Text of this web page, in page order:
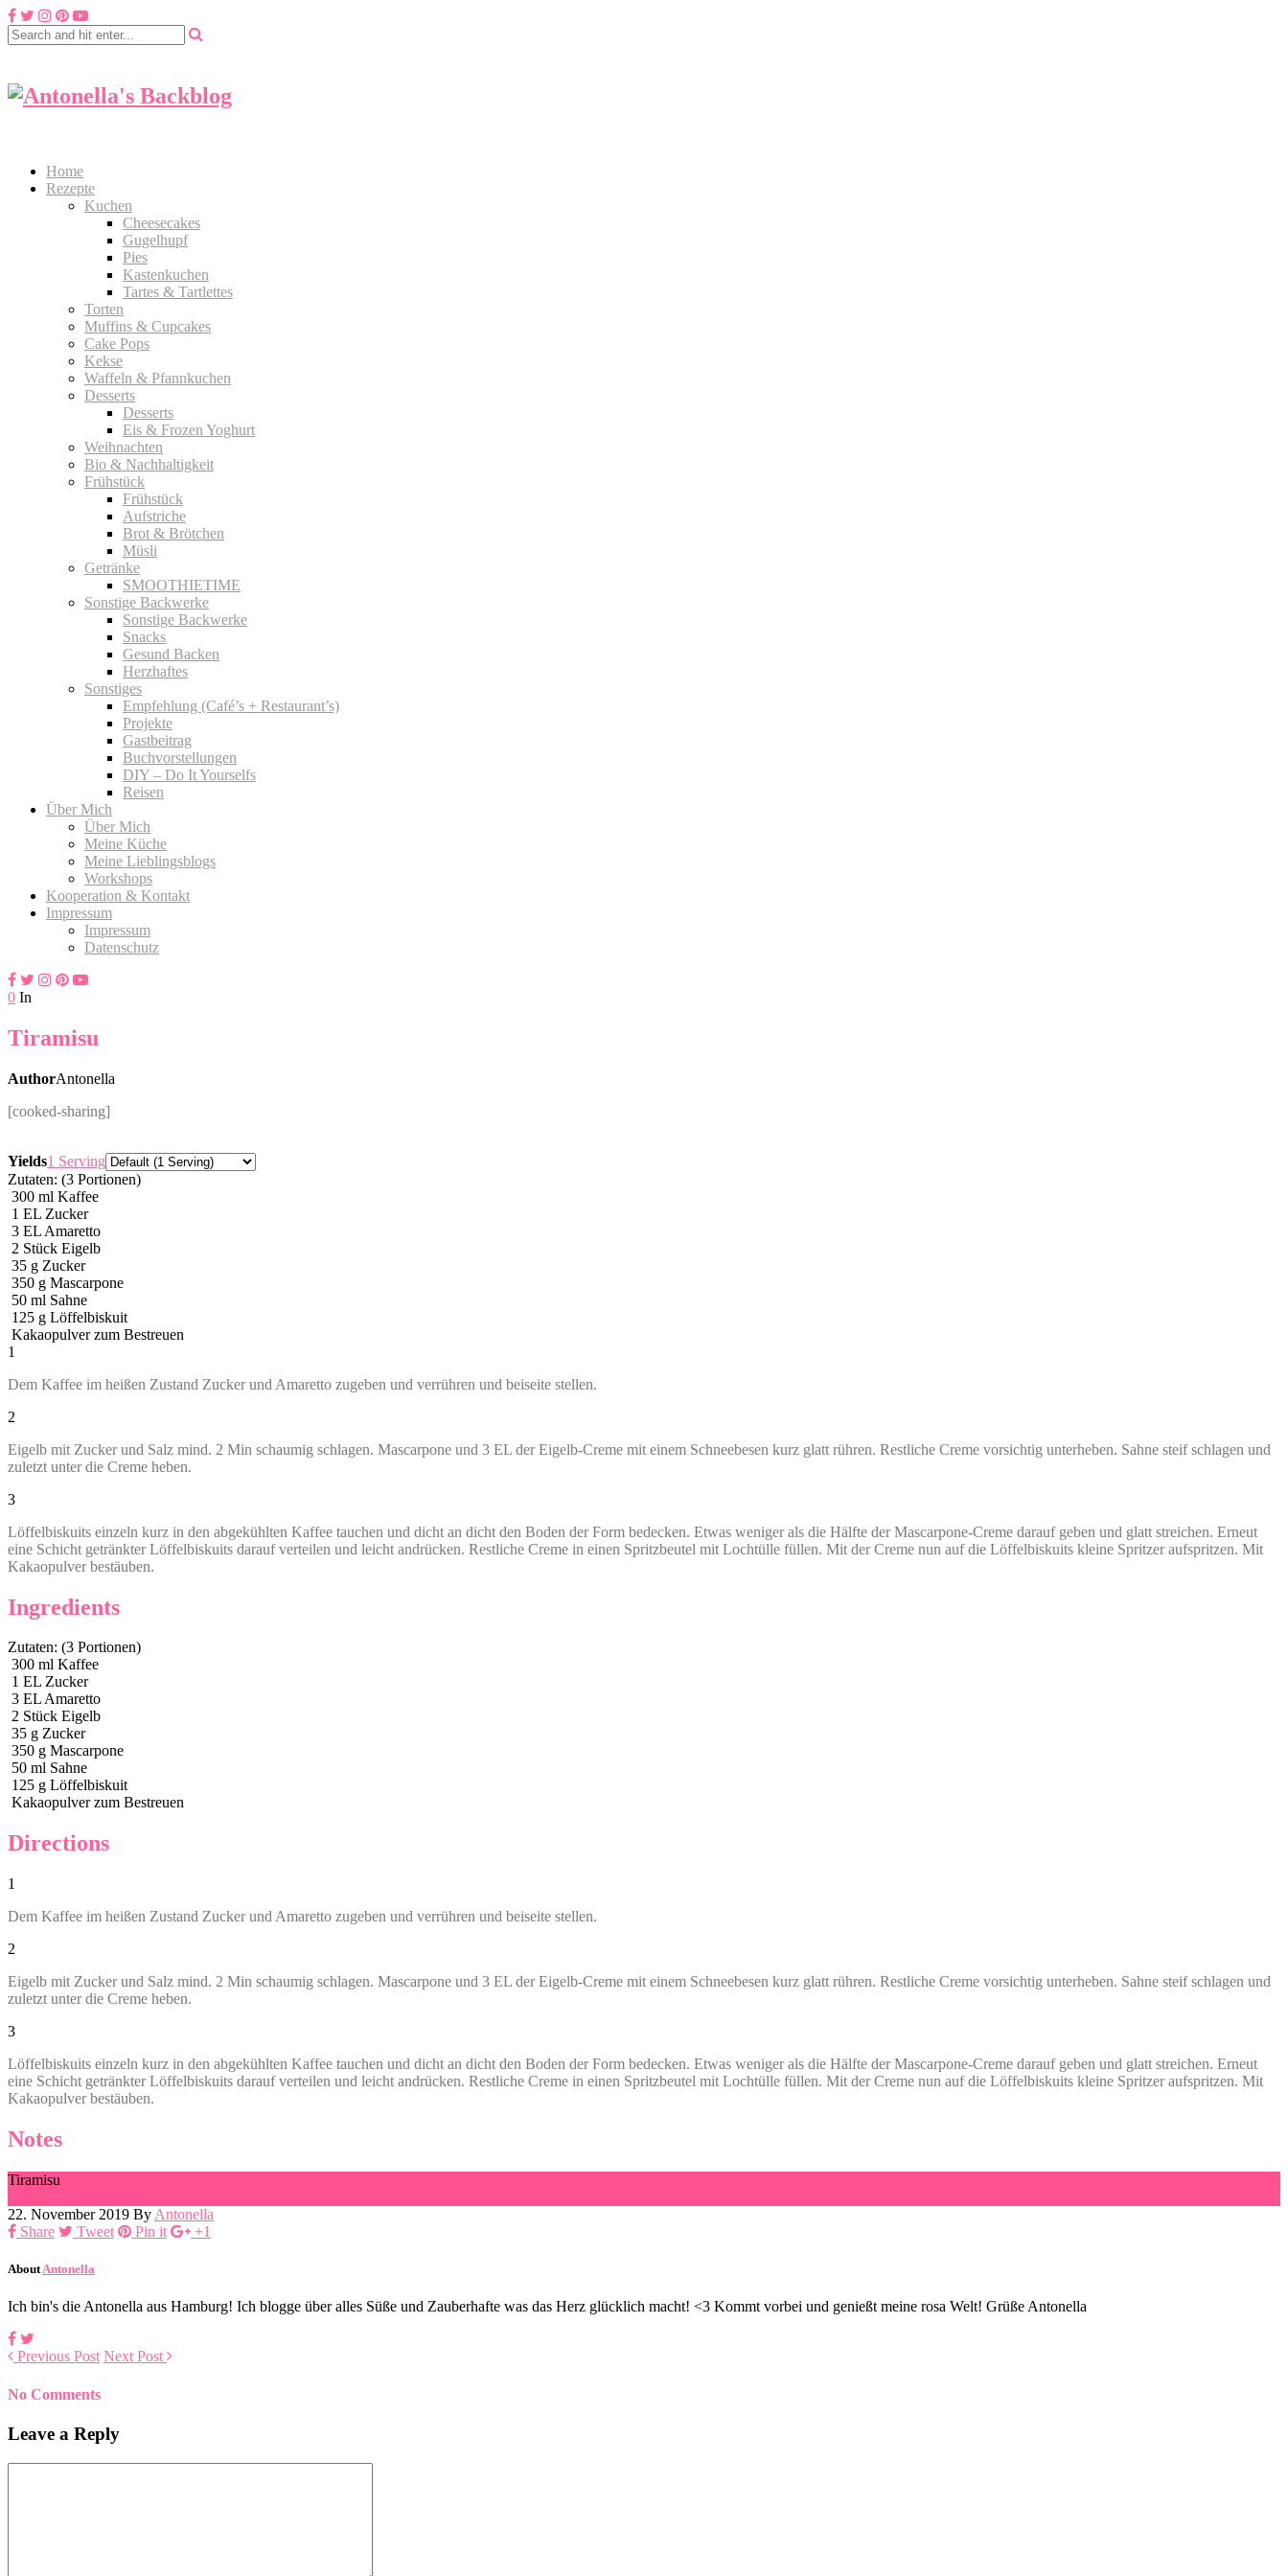
Home
Rezepte
Kuchen
Cheesecakes
Gugelhupf
Pies
Kastenkuchen
Tartes & Tartlettes
Torten
Muffins & Cupcakes
Cake Pops
Kekse
Waffeln & Pfannkuchen
Desserts
Desserts
Eis & Frozen Yoghurt
Weihnachten
Bio & Nachhaltigkeit
Frühstück
Frühstück
Aufstriche
Brot & Brötchen
Müsli
Getränke
SMOOTHIETIME
Sonstige Backwerke
Sonstige Backwerke
Snacks
Gesund Backen
Herzhaftes
Sonstiges
Empfehlung (Café’s + Restaurant’s)
Projekte
Gastbeitrag
Buchvorstellungen
DIY – Do It Yourselfs
Reisen
Über Mich
Über Mich
Meine Küche
Meine Lieblingsblogs
Workshops
Kooperation & Kontakt
Impressum
Impressum
Datenschutz
0 In
Tiramisu
AuthorAntonella
[cooked-sharing]
Yields1 Serving Servings
Zutaten: (3 Portionen)
300 ml Kaffee
1 EL Zucker
3 EL Amaretto
2 Stück Eigelb
35 g Zucker
350 g Mascarpone
50 ml Sahne
125 g Löffelbiskuit
Kakaopulver zum Bestreuen
1
Dem Kaffee im heißen Zustand Zucker und Amaretto zugeben und verrühren und beiseite stellen.
2
Eigelb mit Zucker und Salz mind. 2 Min schaumig schlagen. Mascarpone und 3 EL der Eigelb-Creme mit einem Schneebesen kurz glatt rühren. Restliche Creme vorsichtig unterheben. Sahne steif schlagen und
zuletzt unter die Creme heben.
3
Löffelbiskuits einzeln kurz in den abgekühlten Kaffee tauchen und dicht an dicht den Boden der Form bedecken. Etwas weniger als die Hälfte der Mascarpone-Creme darauf geben und glatt streichen. Erneut
eine Schicht getränkter Löffelbiskuits darauf verteilen und leicht andrücken. Restliche Creme in einen Spritzbeutel mit Lochtülle füllen. Mit der Creme nun auf die Löffelbiskuits kleine Spritzer aufspritzen. Mit
Kakaopulver bestäuben.
Ingredients
Zutaten: (3 Portionen)
300 ml Kaffee
1 EL Zucker
3 EL Amaretto
2 Stück Eigelb
35 g Zucker
350 g Mascarpone
50 ml Sahne
125 g Löffelbiskuit
Kakaopulver zum Bestreuen
Directions
1
Dem Kaffee im heißen Zustand Zucker und Amaretto zugeben und verrühren und beiseite stellen.
2
Eigelb mit Zucker und Salz mind. 2 Min schaumig schlagen. Mascarpone und 3 EL der Eigelb-Creme mit einem Schneebesen kurz glatt rühren. Restliche Creme vorsichtig unterheben. Sahne steif schlagen und
zuletzt unter die Creme heben.
3
Löffelbiskuits einzeln kurz in den abgekühlten Kaffee tauchen und dicht an dicht den Boden der Form bedecken. Etwas weniger als die Hälfte der Mascarpone-Creme darauf geben und glatt streichen. Erneut
eine Schicht getränkter Löffelbiskuits darauf verteilen und leicht andrücken. Restliche Creme in einen Spritzbeutel mit Lochtülle füllen. Mit der Creme nun auf die Löffelbiskuits kleine Spritzer aufspritzen. Mit
Kakaopulver bestäuben.
Notes
Tiramisu
22. November 2019 By Antonella
Share
Tweet Pin it +1
AboutAntonella
Ich bin's die Antonella aus Hamburg! Ich blogge über alles Süße und Zauberhafte was das Herz glücklich macht! <3 Kommt vorbei und genießt meine rosa Welt! Grüße Antonella
Previous Post Next Post
No Comments
Leave a Reply